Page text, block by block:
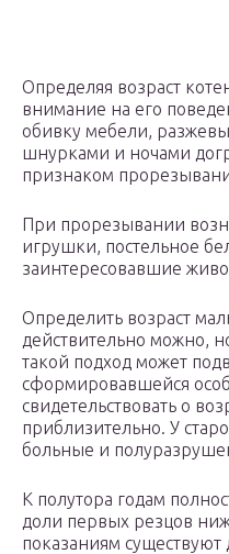
Определяя возраст
внимание на его
обивку мебели,
шнурками и ночами
признаком
При прорезывании
игрушки, постельное
заинтересовавшие
Определить возраст
действительно можно,
такой подход может
сформировавшейся
свидетельствовать о
приблизительно. У
больные и
К полутора годам
доли первых резцов
показаниям